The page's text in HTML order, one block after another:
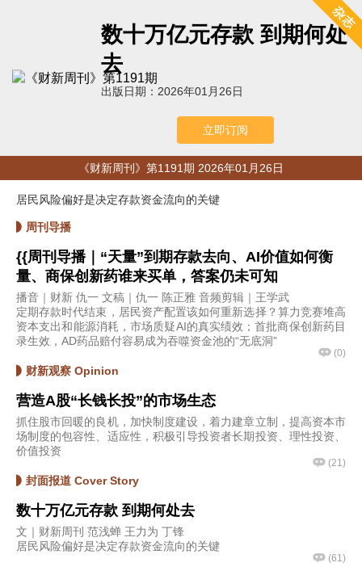
数十万亿元存款 到期何处
去
出版日期：2026年01月26日
立即订阅
《财新周刊》第1191期 2026年01月26日
居民风险偏好是决定存款资金流向的关键
周刊导播
{{周刊导播｜“天量”到期存款去向、AI价值如何衡
量、商保创新药谁来买单，答案仍未可知
播音｜财新 仇一 文稿｜仇一 陈正雅 音频剪辑｜王学武
定期存款时代结束，居民资产配置该如何重新选择？算力竞赛堆高
资本支出和能源消耗，市场质疑AI的真实绩效；首批商保创新药目
录生效，AD药品赔付容易成为吞噬资金池的“无底洞”
(0)
财新观察 Opinion
营造A股“长钱长投”的市场生态
抓住股市回暖的良机，加快制度建设，着力建章立制，提高资本市
场制度的包容性、适应性，积极引导投资者长期投资、理性投资、
价值投资
(21)
封面报道 Cover Story
数十万亿元存款 到期何处去
文｜财新周刊 范浅蝉 王力为 丁锋
居民风险偏好是决定存款资金流向的关键
(61)